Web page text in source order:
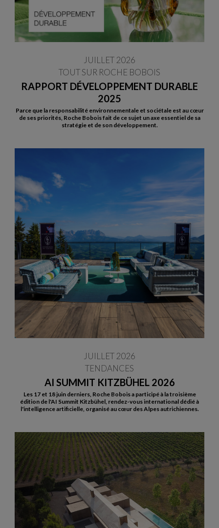
RAPPORT DÉVELOPPEMENT DURABLE
2025
JUILLET 2026
TOUT SUR ROCHE BOBOIS
Parce que la responsabilité environnementale et sociétale est au cœur
de ses priorités, Roche Bobois fait de ce sujet un axe essentiel de sa
stratégie et de son développement.
AI SUMMIT KITZBÜHEL 2026
JUILLET 2026
TENDANCES
Les 17 et 18 juin derniers, Roche Bobois a participé à la troisième
édition de l'AI Summit Kitzbühel, rendez-vous international dédié à
l'intelligence artificielle, organisé au cœur des Alpes autrichiennes.